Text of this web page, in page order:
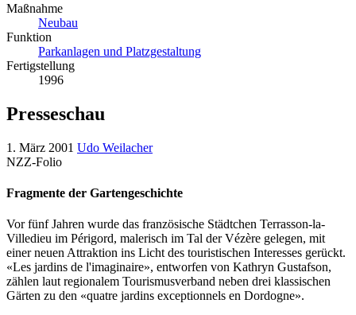
Maßnahme
Neubau
Funktion
Parkanlagen und Platzgestaltung
Fertigstellung
1996
Presseschau
1. März 2001 Udo Weilacher
NZZ-Folio
Fragmente der Gartengeschichte
Vor fünf Jahren wurde das französische Städtchen Terrasson-la-
Villedieu im Périgord, malerisch im Tal der Vézère gelegen, mit
einer neuen Attraktion ins Licht des touristischen Interesses gerückt.
«Les jardins de l'imaginaire», entworfen von Kathryn Gustafson,
zählen laut regionalem Tourismusverband neben drei klassischen
Gärten zu den «quatre jardins exceptionnels en Dordogne».